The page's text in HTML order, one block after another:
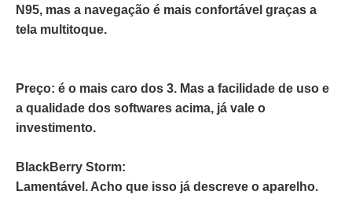
N95, mas a navegação é mais confortável graças a
tela multitoque.
Preço: é o mais caro dos 3. Mas a facilidade de uso e
a qualidade dos softwares acima, já vale o
investimento.
BlackBerry Storm:
Lamentável. Acho que isso já descreve o aparelho.